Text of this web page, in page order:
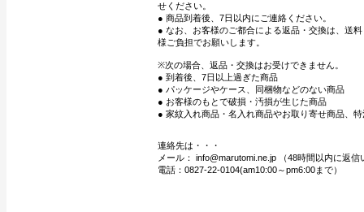
せください。
● 商品到着後、7日以内にご連絡ください。
● なお、お客様のご都合による返品・交換は、送
様ご負担でお願いします。
※次の場合、返品・交換はお受けできません。
● 到着後、7日以上過ぎた商品
● パッケージやケース、同梱物などのない商品
● お客様のもとで破損・汚損が生じた商品
● 家紋入れ商品・名入れ商品やお取り寄せ商品、
連絡先は・・・
メール： info@marutomi.ne.jp （48時間以内に返信
電話：0827-22-0104(am10:00～pm6:00まで）